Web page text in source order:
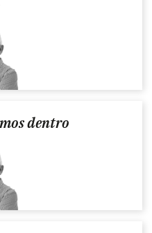
dentro